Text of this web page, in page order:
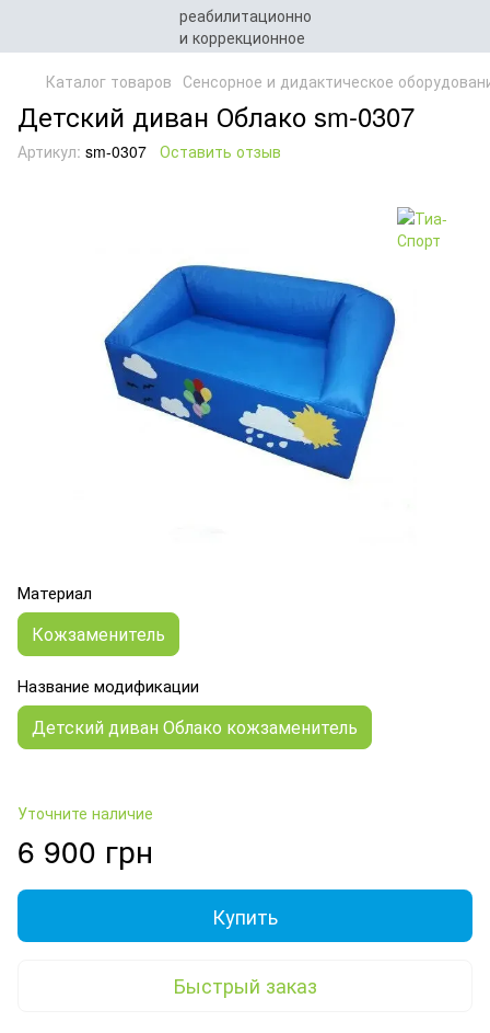
Каталог товаров Сенсорное и дидактическое
Детский диван Облако sm-0307
Артикул: sm-0307 Оставить отзыв
Материал
Кожзаменитель
Название модификации
Детский диван Облако кожзаменитель
Уточните наличие
6 900 грн
Купить
Быстрый заказ